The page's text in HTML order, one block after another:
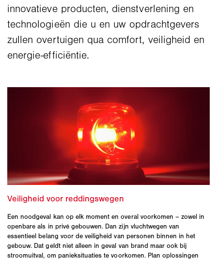
innovatieve producten, dienstverlening en
technologieën die u en uw opdrachtgevers
zullen overtuigen qua comfort, veiligheid en
energie-efficiëntie.
Een noodgeval kan op elk moment en overal voorkomen – zowel in
openbare als in privé gebouwen. Dan zijn vluchtwegen van
essentieel belang voor de veiligheid van personen binnen in het
gebouw. Dat geldt niet alleen in geval van brand maar ook bij
stroomuitval, om panieksituaties te voorkomen. Plan oplossingen